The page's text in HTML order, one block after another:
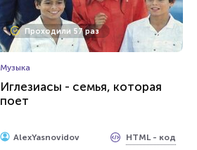
Проходили 57 раз
Музыка
Иглезиасы - семья, которая
поет
AlexYasnovidov HTML - код